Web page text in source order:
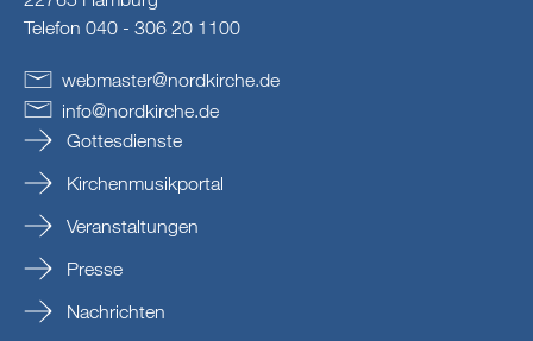
Telefon 040 - 306 20 1100
webmaster@nordkirche.de
info@nordkirche de
Gottesdienste
Kirchenmusikportal
Veranstaltungen
Presse
Nachrichten